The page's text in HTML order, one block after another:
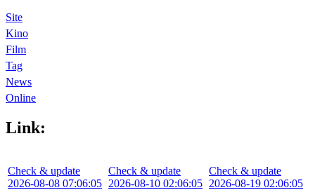
Site
Kino
Film
Tag
News
Online
Link:
Check & update
2026-08-08 07:06:05
Check & update
2026-08-10 02:06:05
Check & update
2026-08-19 02:06:05